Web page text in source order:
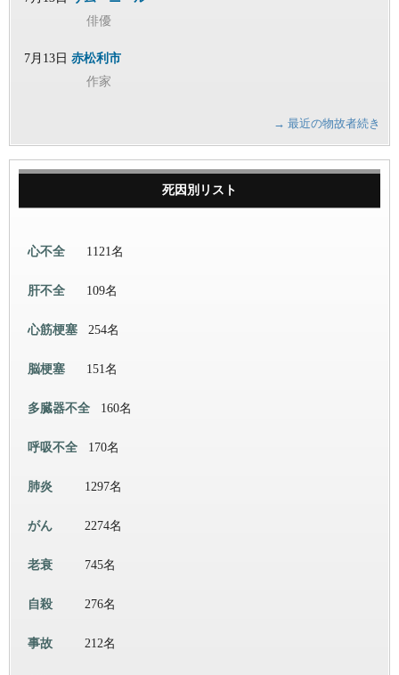
俳優
7月13日 赤松利市
作家
→ 最近の物故者続き
死因別リスト
心不全 1121名
肝不全 109名
心筋梗塞 254名
脳梗塞 151名
多臓器不全 160名
呼吸不全 170名
肺炎 1297名
がん 2274名
老衰 745名
自殺 276名
事故 212名